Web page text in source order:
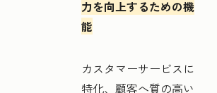
力を向上するための機
能
カスタマーサービスに
特化、顧客へ質の高い